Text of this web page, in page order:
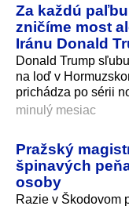
Za každú
zničíme most
Iránu Donald
Donald Trump
na loď v
prichádza po sérii
minulý mesiac
Pražský
špinavých
osoby
Razie v Škodovom